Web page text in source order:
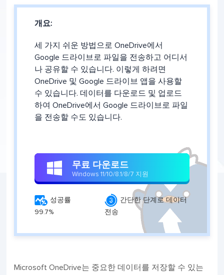
개요:
세 가지 쉬운 방법으로 OneDrive에서
Google 드라이브로 파일을 전송하고 어디서
나 공유할 수 있습니다. 이렇게 하려면
OneDrive 및 Google 드라이브 앱을 사용할
수 있습니다. 데이터를 다운로드 및 업로드
하여 OneDrive에서 Google 드라이브로 파일
을 전송할 수도 있습니다.
 무료 다운로드
Windows 11/10/8.1/8/7 지원
 성공률
99.7%
 간단한 단계로 데이터
전송
Microsoft OneDrive는 중요한 데이터를 저장할 수 있는